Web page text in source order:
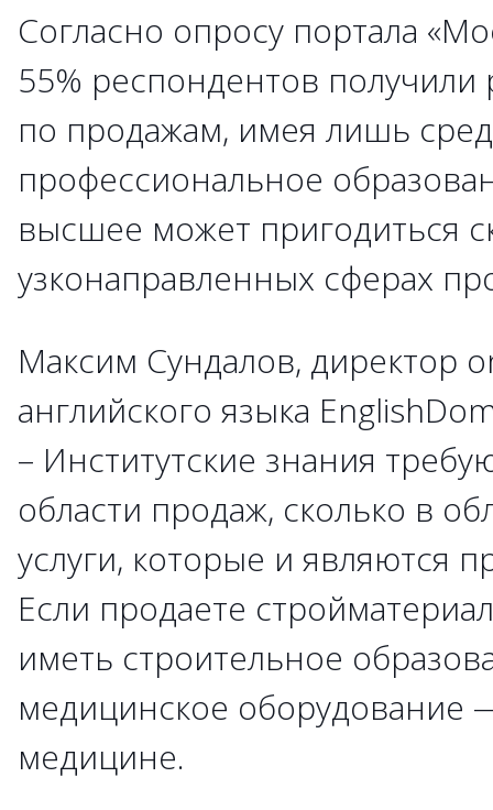
Согласно опросу портала
55% респондентов
по продажам, имея лишь
профессиональное
высшее может пригодиться
узконаправленных сферах
Максим Сундалов, директор
английского языка
– Институтские знания
области продаж, сколько в
услуги, которые и являются
Если продаете
иметь строительное
медицинское оборудование
медицине.